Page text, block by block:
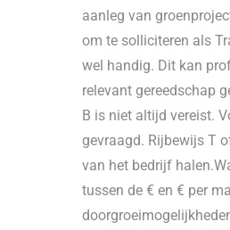
aanleg van
om te solliciteren als
wel handig. Dit kan
relevant gereedschap
B is niet altijd vereist.
gevraagd. Rijbewijs T
van het bedrijf
tussen de € en € per